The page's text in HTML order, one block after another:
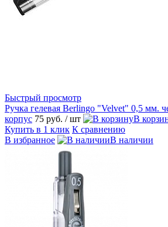
Быстрый просмотр
Ручка гелевая Berlingo "Velvet" 0,5 мм.
корпус 75 руб. / шт В
Купить в 1 клик К сравнению
В избранное
В наличии